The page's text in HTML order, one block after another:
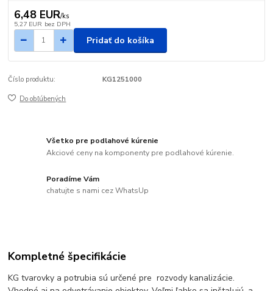
6,48 EUR/ks
5,27 EUR bez DPH
Pridať do košíka
Číslo produktu: KG1251000
Do obľúbených
Všetko pre podlahové kúrenie
Akciové ceny na komponenty pre podlahové kúrenie.
Poradíme Vám
chatujte s nami cez WhatsUp
Kompletné špecifikácie
KG tvarovky a potrubia sú určené pre rozvody kanalizácie.